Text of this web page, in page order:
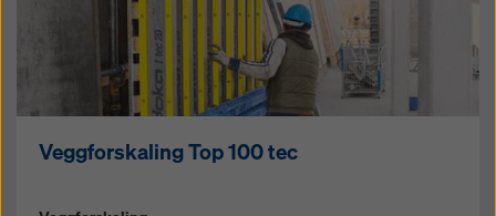
Veggforskaling Top 100 tec